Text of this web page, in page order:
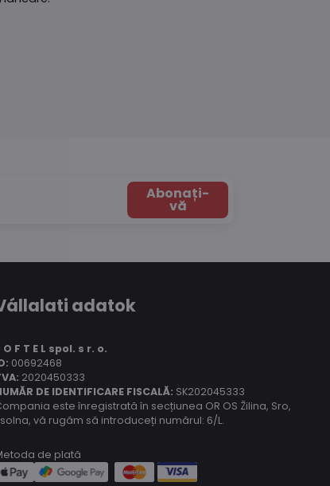
Abonați-
vă
adatok
O F T E L spol. s r. o.
00692468
2020450333
DE IDENTIFICARE FISCALĂ: SK202045333
este înregistrată în secțiunea OR OS Žilina, Sro,
vă rugăm să introduceți numărul: 6/L.
de plată